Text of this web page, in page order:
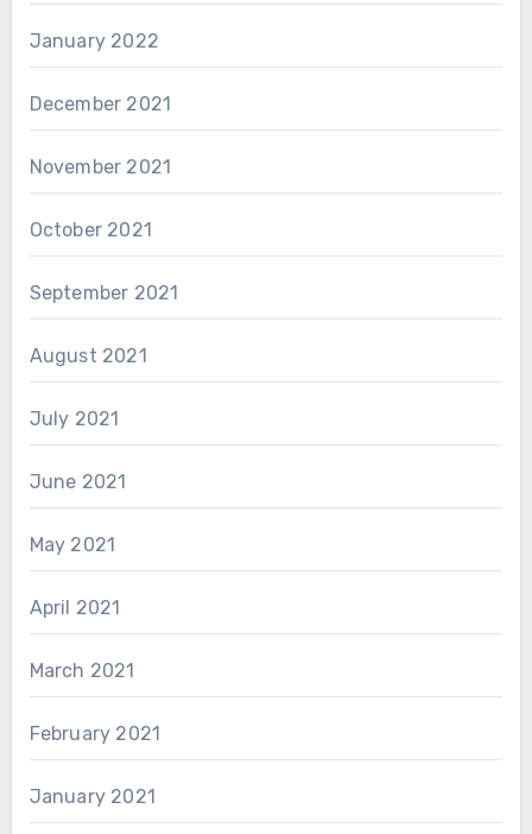
January 2022
December 2021
November 2021
October 2021
September 2021
August 2021
July 2021
June 2021
May 2021
April 2021
March 2021
February 2021
January 2021